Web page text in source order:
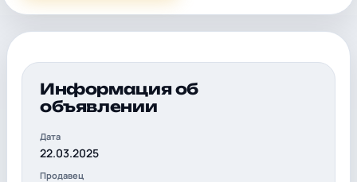
Информация об
объявлении
Дата
22.03.2025
Продавец